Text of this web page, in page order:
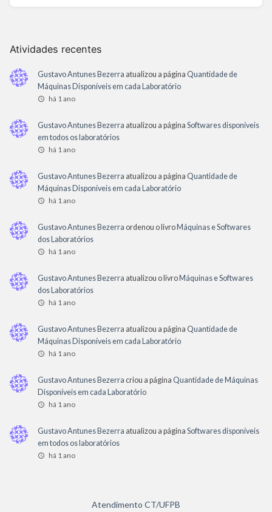
Atividades recentes
Gustavo Antunes Bezerra atualizou a página Quantidade de
Máquinas Disponíveis em cada Laboratório
há 1 ano
Gustavo Antunes Bezerra atualizou a página Softwares disponíveis
em todos os laboratórios
há 1 ano
Gustavo Antunes Bezerra atualizou a página Quantidade de
Máquinas Disponíveis em cada Laboratório
há 1 ano
Gustavo Antunes Bezerra ordenou o livro Máquinas e Softwares
dos Laboratórios
há 1 ano
Gustavo Antunes Bezerra atualizou o livro Máquinas e Softwares
dos Laboratórios
há 1 ano
Gustavo Antunes Bezerra atualizou a página Quantidade de
Máquinas Disponíveis em cada Laboratório
há 1 ano
Gustavo Antunes Bezerra criou a página Quantidade de Máquinas
Disponíveis em cada Laboratório
há 1 ano
Gustavo Antunes Bezerra atualizou a página Softwares disponíveis
em todos os laboratórios
há 1 ano
Atendimento CT/UFPB